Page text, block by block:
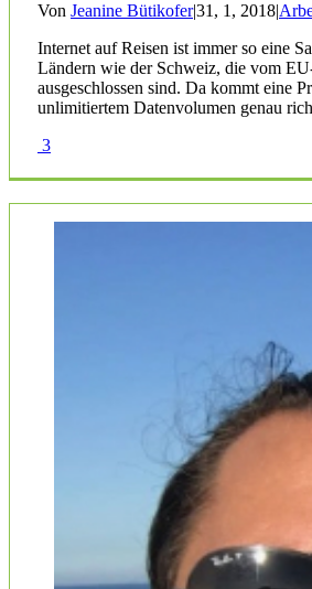
Von Jeanine Bütikofer|31, 1, 2018|
Internet auf Reisen ist immer so eine
Ländern wie der Schweiz, die vom
ausgeschlossen sind. Da kommt eine
unlimitiertem Datenvolumen genau
3